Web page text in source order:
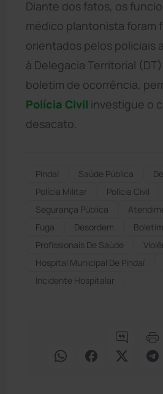
Diante dos fatos, os
médico plantonista foram
orientados pelos policiais
à Delegacia Territorial
boletim de ocorrência,
Polícia Civil investigue o
desacato.
Pindaí Saúde Pública
Polícia Militar
Polícia Civil
Segurança Pública
Fuga
Desordem
Profissionais De Saúde
Hospital Municipal De Pindaí
Incidente Hospitalar